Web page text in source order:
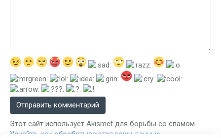
Этот сайт использует Akismet для борьбы со спамом.
Узнайте, как обрабатываются ваши данные